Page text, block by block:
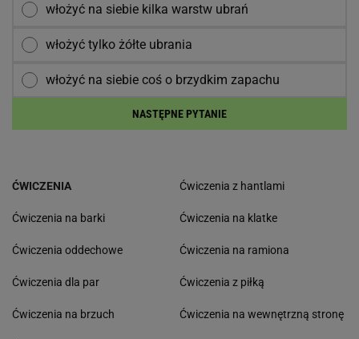
włożyć na siebie kilka warstw ubrań
włożyć tylko żółte ubrania
włożyć na siebie coś o brzydkim zapachu
NASTĘPNE PYTANIE
ĆWICZENIA
Ćwiczenia na barki
Ćwiczenia oddechowe
Ćwiczenia dla par
Ćwiczenia na brzuch
Ćwiczenia z hantlami
Ćwiczenia na klatke
Ćwiczenia na ramiona
Ćwiczenia z piłką
Ćwiczenia na wewnętrzną stronę